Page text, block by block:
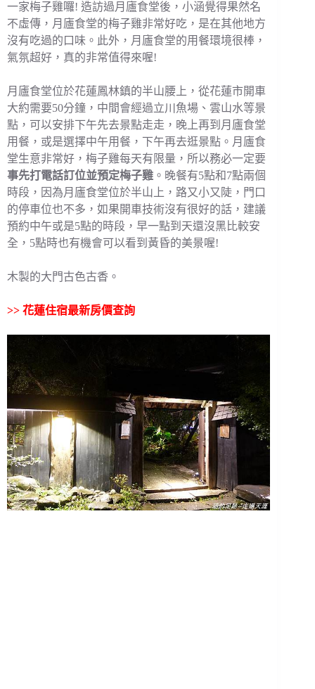
一家梅子雞囉! 造訪過月廬食堂後，小涵覺得果然名
不虛傳，月廬食堂的梅子雞非常好吃，是在其他地方
沒有吃過的口味。此外，月廬食堂的用餐環境很棒，
氣氛超好，真的非常值得來喔!
月廬食堂位於花蓮鳳林鎮的半山腰上，從花蓮市開車
大約需要50分鐘，中間會經過立川魚場、雲山水等景
點，可以安排下午先去景點走走，晚上再到月廬食堂
用餐，或是選擇中午用餐，下午再去逛景點。月廬食
堂生意非常好，梅子雞每天有限量，所以務必一定要
事先打電話訂位並預定梅子雞 。晚餐有5點和7點兩個
時段，因為月廬食堂位於半山上，路又小又陡，門口
的停車位也不多，如果開車技術沒有很好的話，建議
預約中午或是5點的時段，早一點到天還沒黑比較安
全，5點時也有機會可以看到黃昏的美景喔!
木製的大門古色古香。
>> 花蓮住宿最新房價查詢